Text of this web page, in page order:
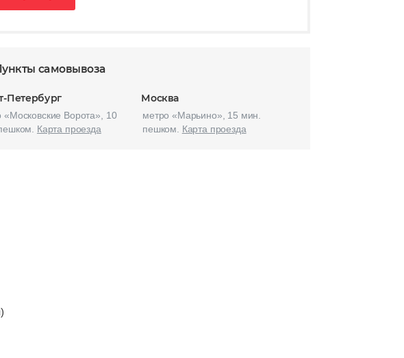
самовывоза
Петербург
«Московские Ворота», 10
Карта проезда
Москва
метро «Марьино», 15 мин.
пешком. Карта проезда